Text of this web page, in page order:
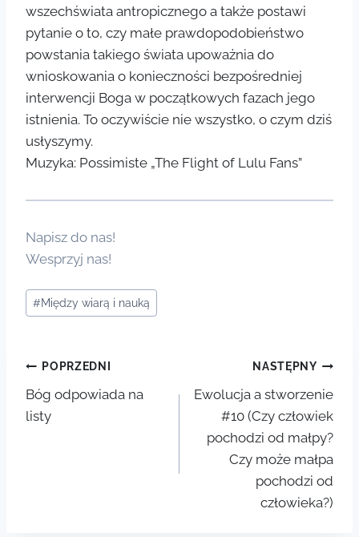
wszechświata antropicznego a także postawi
pytanie o to, czy małe prawdopodobieństwo
powstania takiego świata upoważnia do
wnioskowania o konieczności bezpośredniej
interwencji Boga w początkowych fazach jego
istnienia. To oczywiście nie wszystko, o czym dziś
usłyszymy.
Muzyka: Possimiste „The Flight of Lulu Fans”
Napisz do nas!
Wesprzyj nas!
Tagi
wpisu:
#Między wiarą i nauką
Nawigacja
wpisu
POPRZEDNI
Bóg odpowiada na
listy
NASTĘPNY
Ewolucja a stworzenie
#10 (Czy człowiek
pochodzi od małpy?
Czy może małpa
pochodzi od
człowieka?)